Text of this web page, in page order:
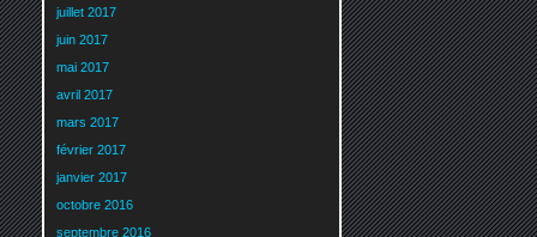
juillet 2017
juin 2017
mai 2017
avril 2017
mars 2017
février 2017
janvier 2017
octobre 2016
septembre 2016